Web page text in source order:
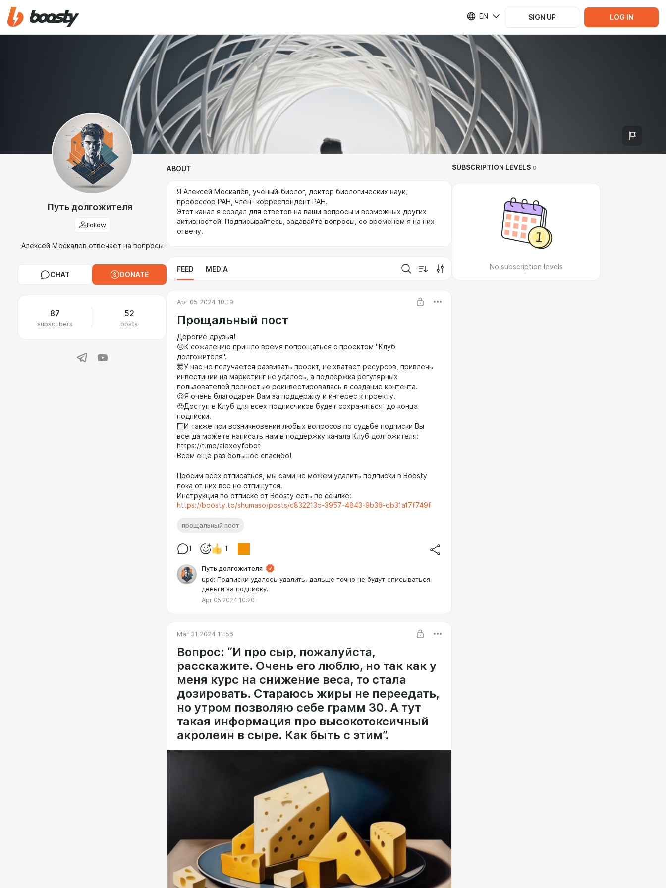
EN SIGN UP LOG IN
Путь долгожителя
Follow
Алексей Москалёв отвечает на вопросы
CHAT DONATE
87
subscribers
52
posts
ABOUT
Я Алексей Москалёв, учёный-биолог, доктор биологических наук,
профессор РАН, член- корреспондент РАН.
Этот канал я создал для ответов на ваши вопросы и возможных других
активностей. Подписывайтесь, задавайте вопросы, со временем я на них
отвечу.
FEED MEDIA
Apr 05 2024 10:19
Прощальный пост
Дорогие друзья!
😔К сожалению пришло время попрощаться с проектом "Клуб
долгожителя".
🤯У нас не получается развивать проект, не хватает ресурсов, привлечь
инвестиции на маркетинг не удалось, а поддержка регулярных
пользователей полностью реинвестировалась в создание контента.
😌Я очень благодарен Вам за поддержку и интерес к проекту.
🥹Доступ в Клуб для всех подписчиков будет сохраняться до конца
подписки.
🪟И также при возникновении любых вопросов по судьбе подписки Вы
всегда можете написать нам в поддержку канала Клуб долгожителя:
https://t.me/alexeyfbbot
Всем ещё раз большое спасибо!
Просим всех отписаться, мы сами не можем удалить подписки в Boosty
пока от них все не отпишутся.
Инструкция по отписке от Boosty есть по ссылке:
https://boosty.to/shumaso/posts/c832213d-3957-4843-9b36-db31a17f749f
прощальный пост
1 1
Путь долгожителя
upd: Подписки удалось удалить, дальше точно не будут списываться
деньги за подписку.
Apr 05 2024 10:20
Mar 31 2024 11:56
Вопрос: “И про сыр, пожалуйста,
расскажите. Очень его люблю, но так как у
меня курс на снижение веса, то стала
дозировать. Стараюсь жиры не переедать,
но утром позволяю себе грамм 30. А тут
такая информация про высокотоксичный
акролеин в сыре. Как быть с этим”.
SUBSCRIPTION LEVELS 0
No subscription levels